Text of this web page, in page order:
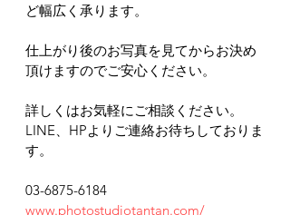
ど幅広く承ります。
仕上がり後のお写真を見てからお決め
頂けますのでご安心ください。
詳しくはお気軽にご相談ください。
LINE、HPよりご連絡お待ちしておりま
す。
03-6875-6184
www.photostudiotantan.com/